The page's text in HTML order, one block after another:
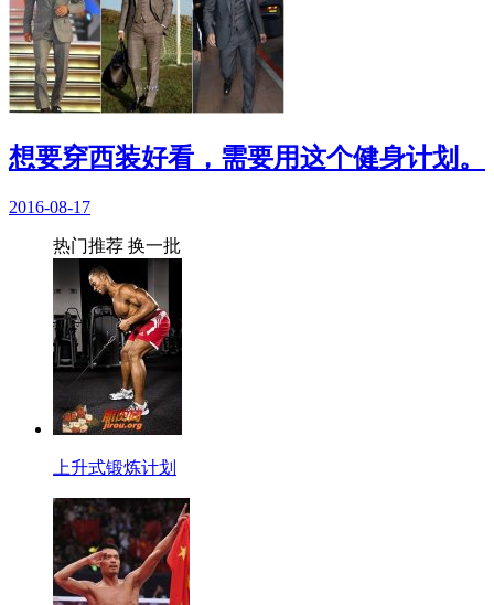
想要穿西装好看，需要用这个健身计划。
2016-08-17
热门推荐 换一批
上升式锻炼计划